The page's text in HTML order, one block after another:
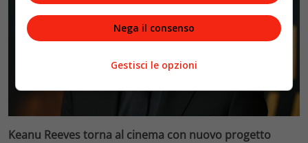
Keanu Reeves torna al cinema con nuovo progetto
Nega il consenso
Gestisci le opzioni